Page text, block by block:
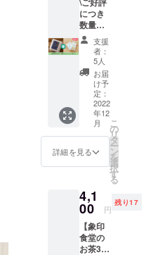
フ券 1
点 ・お
礼メッ
セージ
大阪な
んばの
ごはん
レスト
ラン
「象印
食堂」
と 新大
阪駅に
ある
割引
クーポ
ンをお
付けし
ます。
につき
数量を
追加し
ました/
【美味
しいお
米と
セット
コー
ス】 ・
ごはん
で作っ
た除菌
ウエッ
ト
シュ 10
点 ・象
印食堂
のお米
（3合真
空パッ
支援
者：
5人
お届
け予
定：
2022
年12
月
詳細を見る
こ
の
リ
タ
ー
ン
を
選
択
す
る
4,1
00 円
残り17
【象印
食堂の
お茶3種